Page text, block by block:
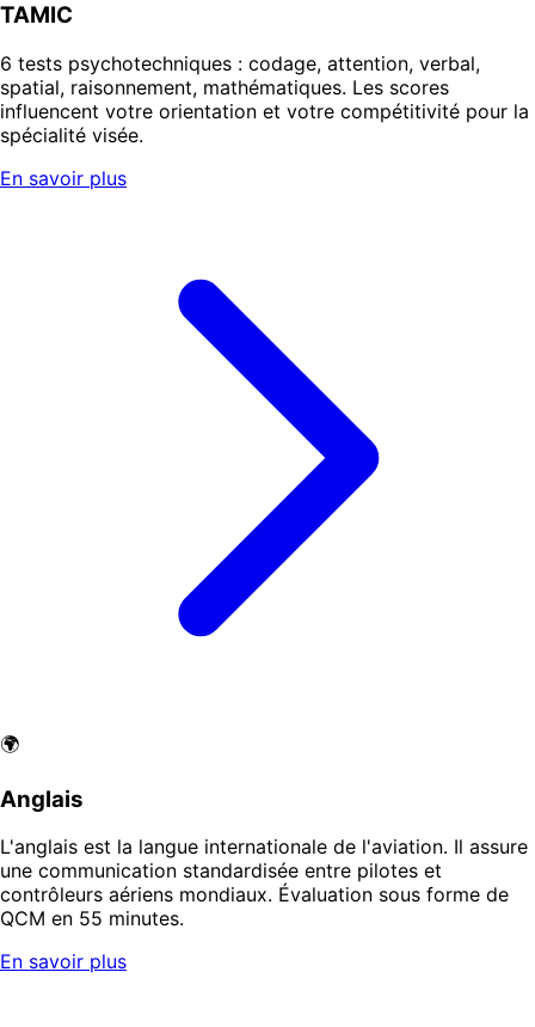
TAMIC
6 tests psychotechniques : codage, attention, verbal,
spatial, raisonnement, mathématiques. Les scores
influencent votre orientation et votre compétitivité pour la
spécialité visée.
En savoir plus
🌍
Anglais
L'anglais est la langue internationale de l'aviation. Il assure
une communication standardisée entre pilotes et
contrôleurs aériens mondiaux. Évaluation sous forme de
QCM en 55 minutes.
En savoir plus